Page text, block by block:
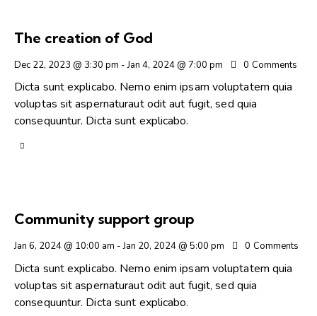
The creation of God
Dec 22, 2023 @ 3:30 pm -Jan 4, 2024 @ 7:00 pm 0 Comments
Dicta sunt explicabo. Nemo enim ipsam voluptatem quia
voluptas sit aspernaturaut odit aut fugit, sed quia
consequuntur. Dicta sunt explicabo.
Community support group
Jan 6, 2024 @ 10:00 am -Jan 20, 2024 @ 5:00 pm 0 Comments
Dicta sunt explicabo. Nemo enim ipsam voluptatem quia
voluptas sit aspernaturaut odit aut fugit, sed quia
consequuntur. Dicta sunt explicabo.